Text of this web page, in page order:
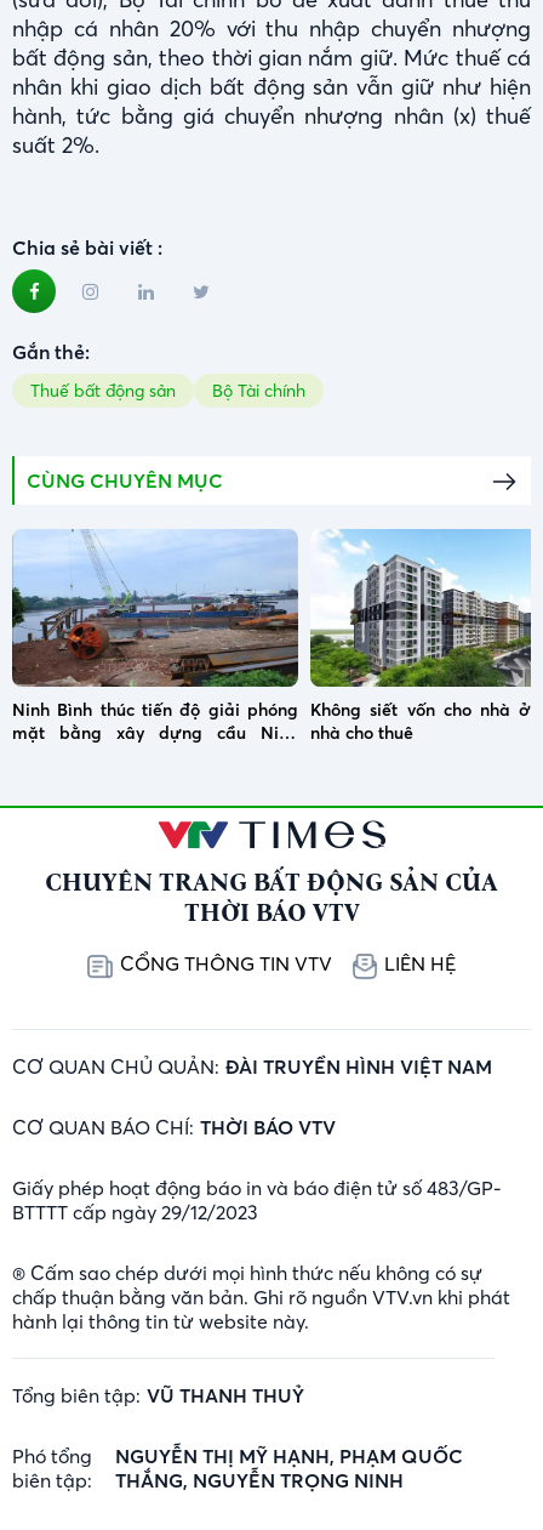
nhập cá nhân 20% với thu nhập chuyển nhượng
bất động sản, theo thời gian nắm giữ. Mức thuế cá
nhân khi giao dịch bất động sản vẫn giữ như hiện
hành, tức bằng giá chuyển nhượng nhân (x) thuế
suất 2%.
Chia sẻ bài viết :
Gắn thẻ:
Thuế bất động sản Bộ Tài chính
CÙNG CHUYÊN MỤC
Ninh Bình thúc tiến độ giải phóng
mặt bằng xây dựng cầu Ninh
Không siết vốn cho nhà ở
nhà cho thuê
CHUYÊN TRANG BẤT ĐỘNG SẢN CỦA
THỜI BÁO VTV
CỔNG THÔNG TIN VTV LIÊN HỆ
CƠ QUAN CHỦ QUẢN: ĐÀI TRUYỀN HÌNH VIỆT NAM
CƠ QUAN BÁO CHÍ: THỜI BÁO VTV
Giấy phép hoạt động báo in và báo điện tử số 483/GP-
BTTTT cấp ngày 29/12/2023
® Cấm sao chép dưới mọi hình thức nếu không có sự
chấp thuận bằng văn bản. Ghi rõ nguồn VTV.vn khi phát
hành lại thông tin từ website này.
Tổng biên tập: VŨ THANH THUỶ
Phó tổng
biên tập:
NGUYỄN THỊ MỸ HẠNH, PHẠM QUỐC
THẮNG, NGUYỄN TRỌNG NINH